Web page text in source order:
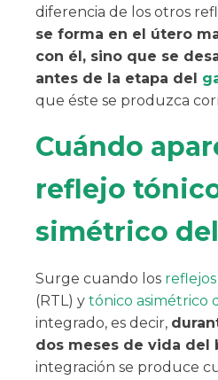
diferencia de los otros
se forma en el útero
con él, sino que se
antes de la etapa del
que éste se produzca
Cuándo
reflejo
simétrico
Surge cuando los
(RTL) y tónico asimétrico
integrado, es decir,
dos meses de vida del
integración se produce